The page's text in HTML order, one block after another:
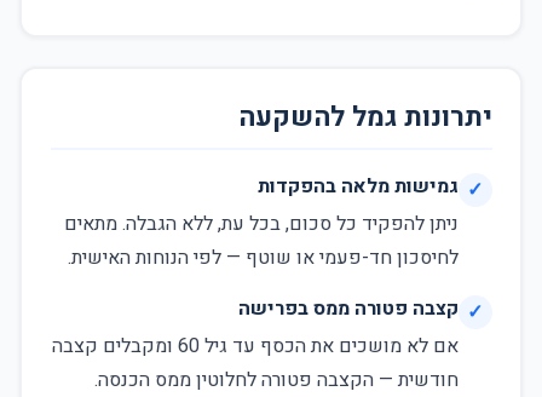
יתרונות גמל להשקעה
✓ גמישות מלאה בהפקדות
ניתן להפקיד כל סכום, בכל עת, ללא הגבלה. מתאים
לחיסכון חד-פעמי או שוטף — לפי הנוחות האישית.
✓ קצבה פטורה ממס בפרישה
אם לא מושכים את הכסף עד גיל 60 ומקבלים קצבה
חודשית — הקצבה פטורה לחלוטין ממס הכנסה.